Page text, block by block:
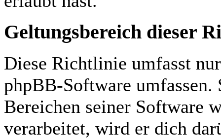
Geltungsbereich dieser
Diese Richtlinie umfasst
phpBB-Software
Bereichen seiner Software
verarbeitet, wird er dich